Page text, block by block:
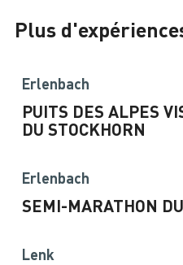
Plus
Erlenbach
PUITS DES ALPES
DU STOCKHORN
Erlenbach
SEMI-MARATHON
Lenk